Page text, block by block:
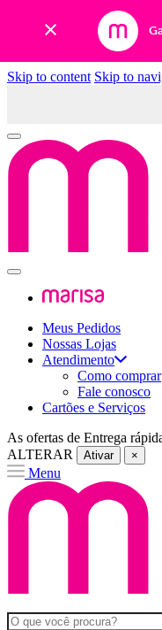
Skip to content Skip to
Meus Pedidos
Nossas Lojas
Atendimento
Como comprar
Fale conosco
Cartões e Serviços
As ofertas de Entrega
ALTERAR
Ativar ×
Menu